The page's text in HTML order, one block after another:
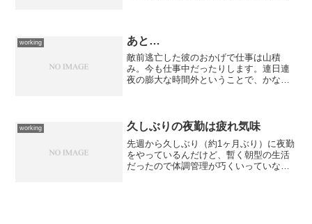
ックに装着したり、...
working あと…
敵前逃亡した彼のおかげで仕事は山積
み。今も仕事中だったりします。連日連
夜の膨大な時間外ということで、かなり
working 久しぶりの夜勤は疲れ気味
先週から久しぶり（約1ヶ月ぶり）に夜勤
をやっているんだけど、暫く朝型の生活
だったので体調管理が巧くいっていない